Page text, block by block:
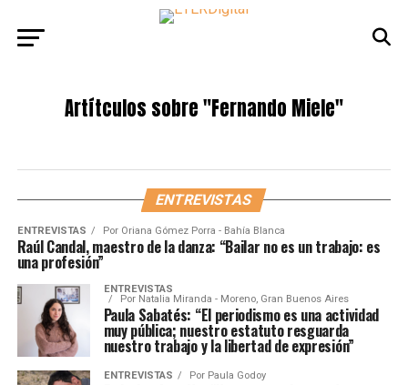
Artítculos sobre"Fernando Miele"
ENTREVISTAS
ENTREVISTAS Por Oriana Gómez Porra - Bahía Blanca
Raúl Candal, maestro de la danza: “Bailar no es un trabajo: es
una profesión”
ENTREVISTAS
Por Natalia Miranda - Moreno, Gran Buenos Aires
Paula Sabatés: “El periodismo es una actividad
muy pública; nuestro estatuto resguarda
nuestro trabajo y la libertad de expresión”
ENTREVISTAS Por Paula Godoy